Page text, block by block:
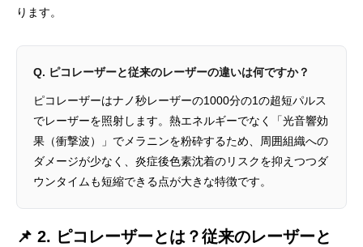
ります。
Q. ピコレーザーと従来のレーザーの違いは何ですか？
ピコレーザーはナノ秒レーザーの1000分の1の超短パルス
でレーザーを照射します。熱エネルギーでなく「光音響効
果（衝撃波）」でメラニンを粉砕するため、周囲組織への
ダメージが少なく、炎症後色素沈着のリスクを抑えつつダ
ウンタイムも短縮できる点が大きな特徴です。
📌 2. ピコレーザーとは？従来のレーザーと